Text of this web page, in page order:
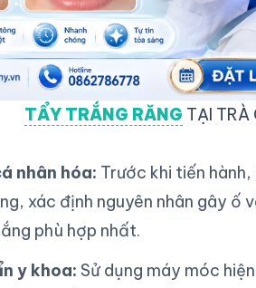
TẨY TRẮNG RĂNG TẠI TRÀ
nhân hóa: Trước khi tiến
xác định nguyên nhân gây ố
phù hợp nhất.
y khoa: Sử dụng máy móc